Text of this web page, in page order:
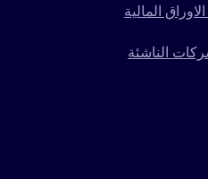
المالية
الناشئة